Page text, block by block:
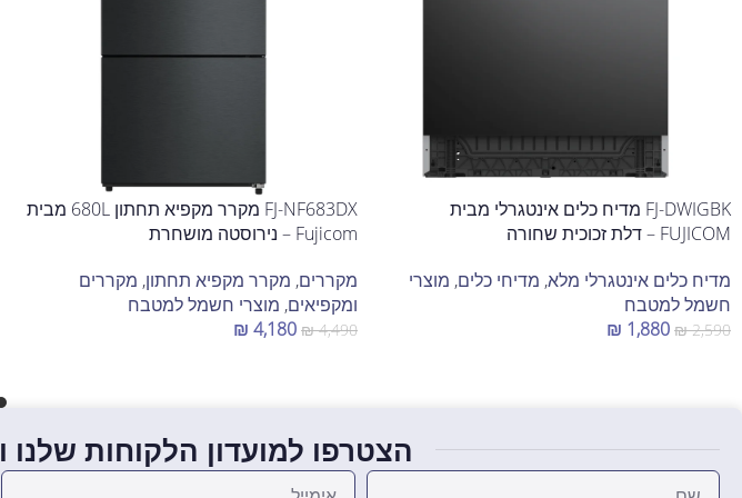
FJ-DWIGBK מדיח כלים אינטגרלי מבית
FUJICOM – דלת זכוכית שחורה
מדיח כלים אינטגרלי מלא, מדיחי כלים, מוצרי
חשמל למטבח
₪2,590
₪ 1,880
FJ-NF683DX מקרר מקפיא תחתון 680L מבית
Fujicom – נירוסטה מושחרת
מקררים, מקרר מקפיא תחתון, מקררים
ומקפיאים, מוצרי חשמל למטבח
₪4,490
₪ 4,180
הצטרפו למועדון הלקוחות שלנו